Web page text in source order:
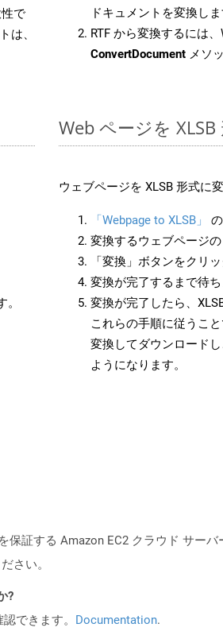
で
は、
ドキュメントを変換し
RTF から変換するには
ConvertDocument メソ
Web ページを
ウェブページを XLSB 形式に
「Webpage to XLSB」
変換するウェブページ
「変換」ボタンをクリ
変換が完了するまで待ち
変換が完了したら、
これらの手順に従うこ
変換してダウンロード
ようになります。
証する Amazon EC2 クラウド サー
さい。
?
できます。 Documentation.